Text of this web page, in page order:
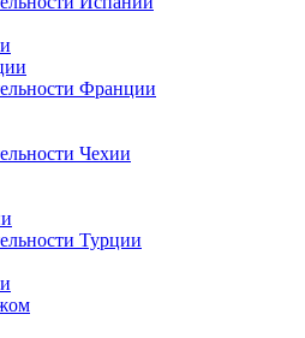
Франции
Чехии
Турции